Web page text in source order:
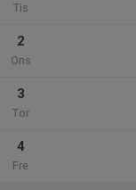
Tis
2
Ons
3
Tor
4
Fre